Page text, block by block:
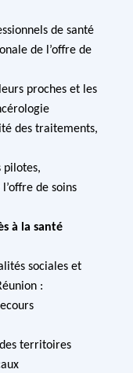
de santé
de l’offre de
proches et les
des traitements,
pilotes,
de soins
à la santé
sociales et
:
territoires